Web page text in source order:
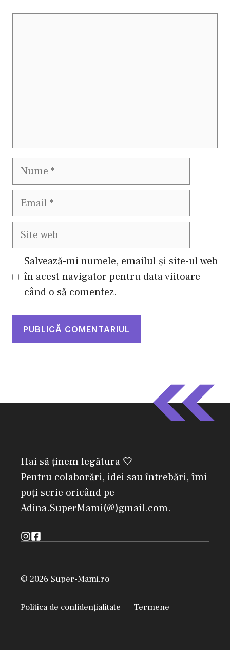
Nume
Email
Site
Salvează-mi numele, emailul și site-ul web
în acest navigator pentru data viitoare
când o să comentez.
Hai să ținem legătura 🤍
Pentru colaborări, idei sau întrebări, îmi
poți scrie oricând pe
Adina.SuperMami(@)gmail.com.
© 2026 Super-Mami.ro
Politica de confidențialitate Termene